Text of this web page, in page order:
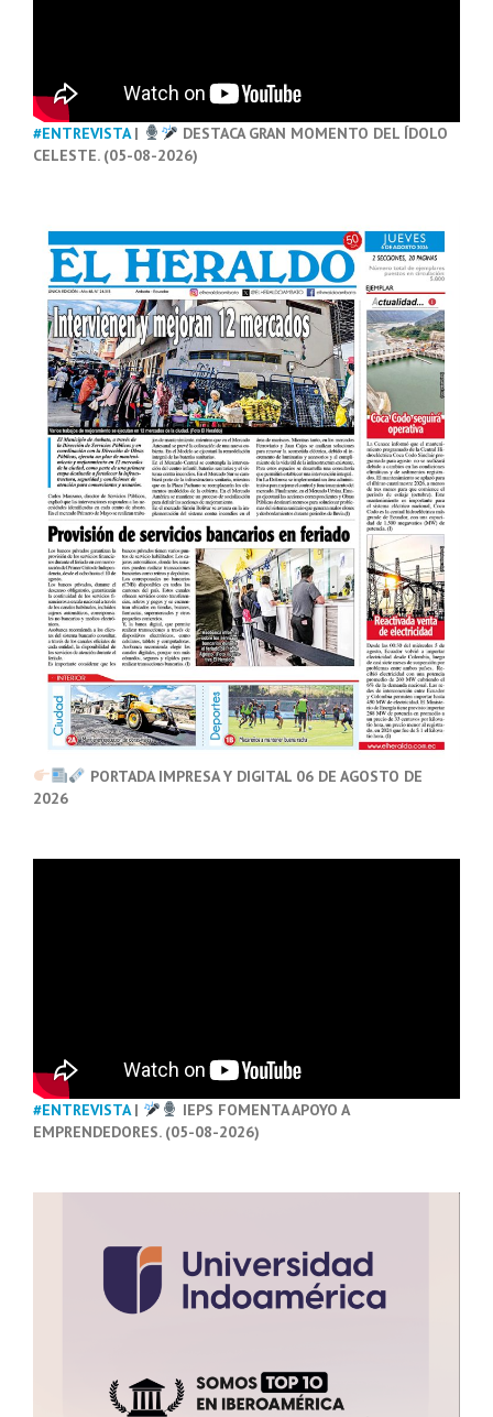
#ENTREVISTA|
DESTACA GRAN MOMENTO DEL ÍDOLO
CELESTE. (05-08-2026)
PORTADA IMPRESA Y DIGITAL 06 DE AGOSTO DE
2026
#ENTREVISTA|
IEPS FOMENTA APOYO A
EMPRENDEDORES. (05-08-2026)